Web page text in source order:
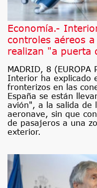
Economía.-
controles aéreos
realizan "a puerta
MADRID, 8 (EUROPA
Interior ha explicado
fronterizos en las
España se están
avión", a la salida de
aeronave, sin que
de pasajeros a una
exterior.